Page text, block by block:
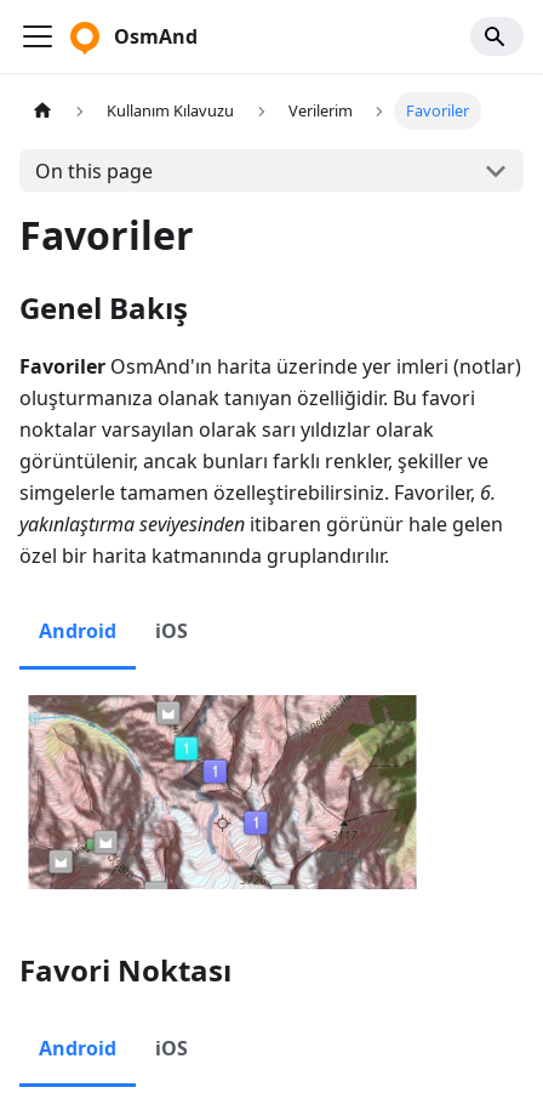
OsmAnd
Kullanım Kılavuzu Verilerim Favoriler
On this page
Favoriler
Genel Bakış
Favoriler OsmAnd'ın harita üzerinde yer imleri (notlar)
oluşturmanıza olanak tanıyan özelliğidir. Bu favori
noktalar varsayılan olarak sarı yıldızlar olarak
görüntülenir, ancak bunları farklı renkler, şekiller ve
simgelerle tamamen özelleştirebilirsiniz. Favoriler, 6.
yakınlaştırma seviyesinden itibaren görünür hale gelen
özel bir harita katmanında gruplandırılır.
Android iOS
Favori Noktası
Android iOS